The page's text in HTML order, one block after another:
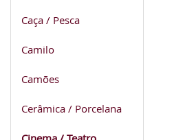
Caça / Pesca
Camilo
Camões
Cerâmica / Porcelana